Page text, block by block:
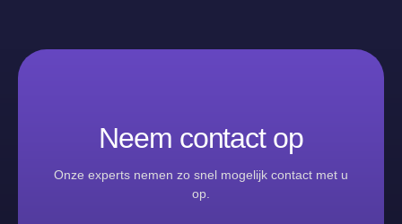
Neem contact op
Onze experts nemen zo snel mogelijk contact met u
op.